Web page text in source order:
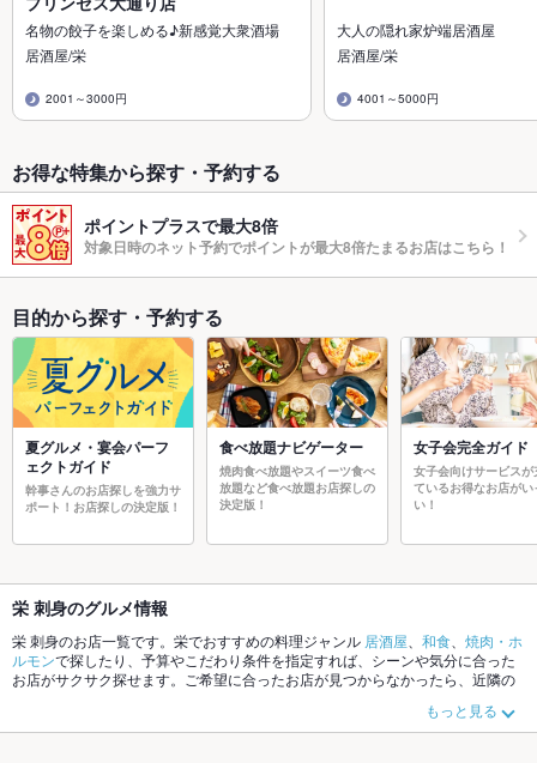
名物の餃子を楽しめる♪新感覚大衆酒場
居酒屋/栄
2001～3000円
大人の隠れ家炉端居酒屋
居酒屋/栄
4001～5000円
お得な特集から探す・予約する
ポイントプラスで最大8倍
対象日時のネット予約でポイントが最大8倍たまるお店はこちら！
目的から探す・予約する
夏グルメ・宴会パーフ
ェクトガイド
幹事さんのお店探しを強力サ
ポート！お店探しの決定版！
食べ放題ナビゲーター
焼肉食べ放題やスイーツ食べ
放題など食べ放題お店探しの
決定版！
女子会完全ガイド
女子会向けサービスが
ているお得なお店がい
い！
栄 刺身のグルメ情報
栄 刺身のお店一覧です。栄でおすすめの料理ジャンル 居酒屋 和食
焼肉・ホ
ルモンで探したり、予算やこだわり条件を指定すれば、シーンや気分に合った
お店がサクサク探せます。ご希望に合ったお店が見つからなかったら、近隣の
、お茶漬け、 手
羽先や季節のおすすめ料理など、お店の最新情報をご紹介しているので安心！
もっと見る